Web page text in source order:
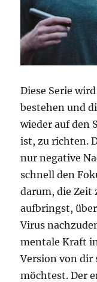
Diese Serie
bestehen und
wieder auf den
ist, zu richten.
nur negative
schnell den
darum, die Zeit
aufbringst,
Virus
mentale Kraft
Version von dir
möchtest. Der